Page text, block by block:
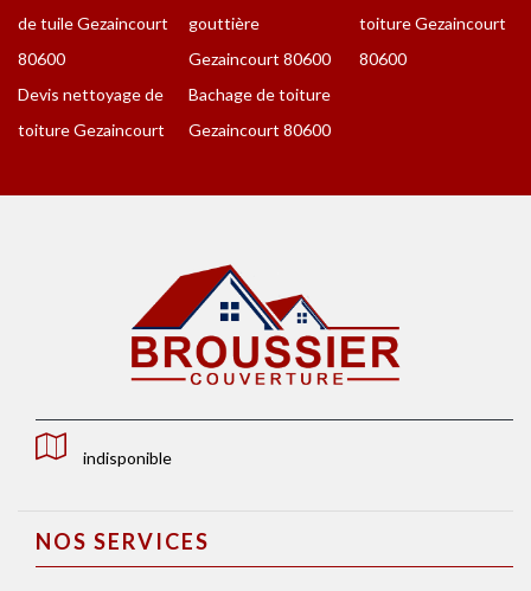
de tuile Gezaincourt
80600
Devis nettoyage de
toiture Gezaincourt
gouttière
Gezaincourt 80600
Bachage de toiture
Gezaincourt 80600
toiture Gezaincourt
80600
indisponible
NOS SERVICES